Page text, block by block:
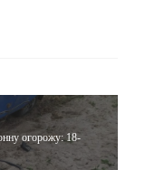
огорожу: 18-